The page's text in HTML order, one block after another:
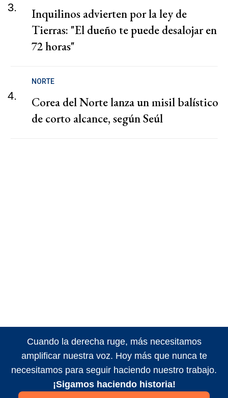
3.
Inquilinos advierten por la ley de
Tierras: "El dueño te puede desalojar en
72 horas"
4.
NORTE
Corea del Norte lanza un misil balístico
de corto alcance, según Seúl
Cuando la derecha ruge, más necesitamos
amplificar nuestra voz. Hoy más que nunca te
necesitamos para seguir haciendo nuestro trabajo.
¡Sigamos haciendo historia!